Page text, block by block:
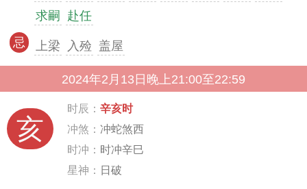
求嗣
赴任
忌 上梁 入殓 盖屋
2024年2月13日晚上21:00至22:59
亥
时辰： 辛亥时
冲煞： 冲蛇煞西
时冲： 时冲辛巳
星神： 日破